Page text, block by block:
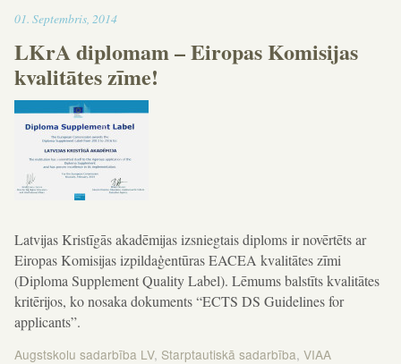
01. Septembris, 201416:03
LKrA diplomam – Eiropas Komisijas
kvalitātes zīme!
Latvijas Kristīgās akadēmijas izsniegtais diploms ir novērtēts ar
Eiropas Komisijas izpildaģentūras EACEA kvalitātes zīmi
(Diploma Supplement Quality Label). Lēmums balstīts kvalitātes
kritērijos, ko nosaka dokuments “ECTS DS Guidelines for
applicants”.
Augstskolu sadarbība LV, Starptautiskā sadarbība, VIAA